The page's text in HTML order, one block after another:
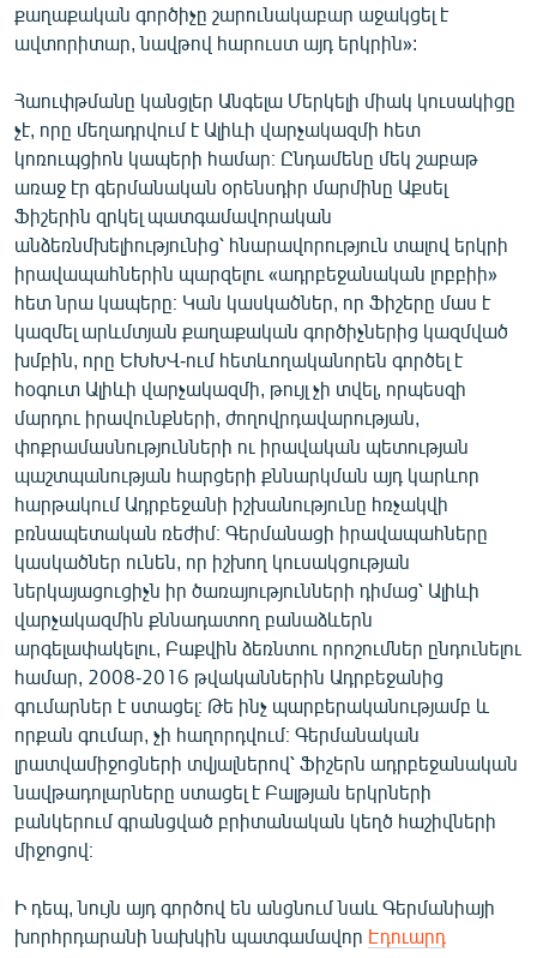
քաղաքական գործիչը շարունակաբար աջակցել է
ավտորիտար, նավթով հարուստ այդ երկրին»:
Հաուփթմանը կանցլեր Անգելա Մերկելի միակ կուսակիցը
չէ, որը մեղադրվում է Ալիևի վարչակազմի հետ
կոռուպցիոն կապերի համար։ Ընդամենը մեկ շաբաթ
առաջ էր գերմանական օրենսդիր մարմինը Աքսել
Ֆիշերին զրկել պատգամավորական
անձեռնմխելիությունից՝ հնարավորություն տալով երկրի
իրավապահներին պարզելու «ադրբեջանական լոբբիի»
հետ նրա կապերը։ Կան կասկածներ, որ Ֆիշերը մաս է
կազմել արևմտյան քաղաքական գործիչներից կազմված
խմբին, որը ԵԽԽՎ-ում հետևողականորեն գործել է
հօգուտ Ալիևի վարչակազմի, թույլ չի տվել, որպեսզի
մարդու իրավունքների, ժողովրդավարության,
փոքրամասնությունների ու իրավական պետության
պաշտպանության հարցերի քննարկման այդ կարևոր
հարթակում Ադրբեջանի իշխանությունը հռչակվի
բռնապետական ռեժիմ։ Գերմանացի իրավապահները
կասկածներ ունեն, որ իշխող կուսակցության
ներկայացուցիչն իր ծառայությունների դիմաց՝ Ալիևի
վարչակազմին քննադատող բանաձևերն
արգելափակելու, Բաքվին ձեռնտու որոշումներ ընդունելու
համար, 2008-2016 թվականներին Ադրբեջանից
գումարներ է ստացել։ Թե ինչ պարբերականությամբ և
որքան գումար, չի հաղորդվում։ Գերմանական
լրատվամիջոցների տվյալներով՝ Ֆիշերն ադրբեջանական
նավթադոլարները ստացել է Բալթյան երկրների
բանկերում գրանցված բրիտանական կեղծ հաշիվների
միջոցով։
Ի դեպ, նույն այդ գործով են անցնում նաև Գերմանիայի
խորհրդարանի նախկին պատգամավոր Էդուարդ